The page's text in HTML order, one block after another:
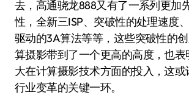
去，高通骁龙888又有了一系列更加
性，全新三ISP、突破性的处理速度
驱动的3A算法等等，这些突破性的
算摄影带到了一个更高的高度，也
大在计算摄影技术方面的投入，这
行业变革的关键一环。